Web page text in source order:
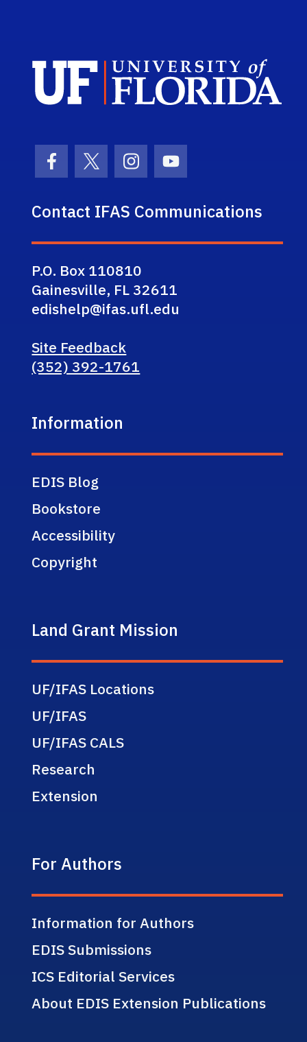
Facebook Icon
Twitter IconInstagram Icon
Youtube Icon
Contact IFAS Communications
P.O. Box 110810
Gainesville, FL 32611
edishelp@ifas.ufl.edu
Site Feedback
(352) 392-1761
Information
EDIS Blog
Bookstore
Accessibility
Copyright
Land Grant Mission
UF/IFAS Locations
UF/IFAS
UF/IFAS CALS
Research
Extension
For Authors
Information for Authors
EDIS Submissions
ICS Editorial Services
About EDIS Extension Publications